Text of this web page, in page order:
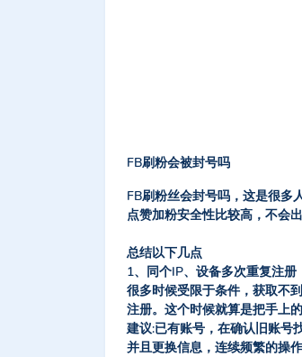
FB刷粉会被封号吗
FB刷粉丝会封号吗，这是很多
点赞加粉安全性比较高， 不会
总结以下几点
1、同个IP、设备多次重复注册
很多时候受限于条件，获取不
注册。这个时候就算是把手上
建议:已有账号，在确认旧账号
并且更换信息，连续频繁的操